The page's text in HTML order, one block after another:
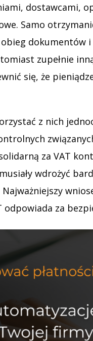
dostawcami,
Samo
dokumentów
zupełnie
się, że
z nich
za VAT
wdrożyć
za